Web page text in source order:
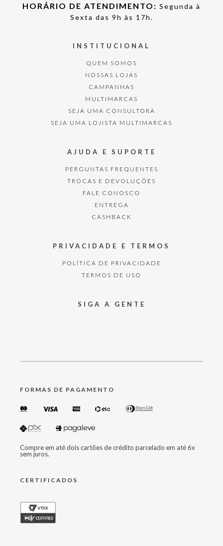
HORÁRIO DE ATENDIMENTO: Segunda à
Sexta das 9h às 17h.
INSTITUCIONAL
QUEM SOMOS
NOSSAS LOJAS
CAMPANHAS
MULTIMARCAS
SEJA UMA CONSULTORA
SEJA UMA LOJISTA MULTIMARCAS
AJUDA E SUPORTE
PERGUNTAS FREQUENTES
TROCAS E DEVOLUÇÕES
FALE CONOSCO
ENTREGA
CASHBACK
PRIVACIDADE E TERMOS
POLÍTICA DE PRIVACIDADE
TERMOS DE USO
SIGA A GENTE
FORMAS DE PAGAMENTO
Compre em até dois cartões de crédito parcelado em até 6x
sem juros.
CERTIFICADOS